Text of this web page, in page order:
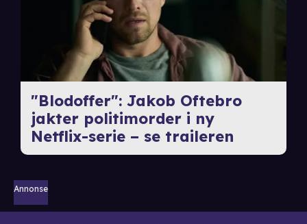
"Blodoffer": Jakob Oftebro
jakter politimorder i ny
Netflix-serie – se traileren
Annonse